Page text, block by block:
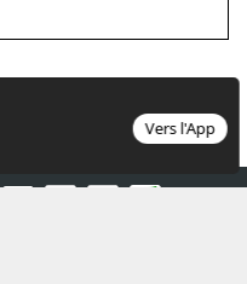
Vers l'App
à consommer avec modération
www.mangerbouger.fr